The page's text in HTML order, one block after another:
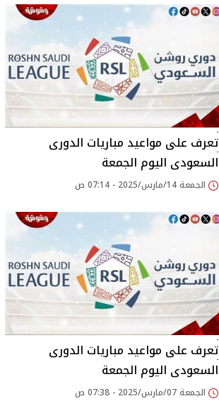
تعرف على مواعيد مباريات الدورى
السعودى اليوم الجمعة
الجمعة 14/مارس/2025 - 07:14 ص
تعرف على مواعيد مباريات الدورى
السعودى اليوم الجمعة
الجمعة 07/مارس/2025 - 07:38 ص